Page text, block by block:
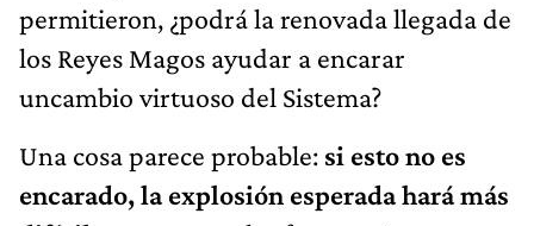
permitieron, ¿podrá la renovada llegada de
los Reyes Magos ayudar a encarar
uncambio virtuoso del Sistema?
Una cosa parece probable: si esto no es
encarado, la explosión esperada hará más